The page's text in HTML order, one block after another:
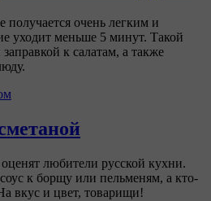
получается очень легким и
уходит меньше 5 минут. Такой
к салатам, а также
любители русской кухни.
к борщу или пельменям, а кто-
вкус и цвет, товарищи!